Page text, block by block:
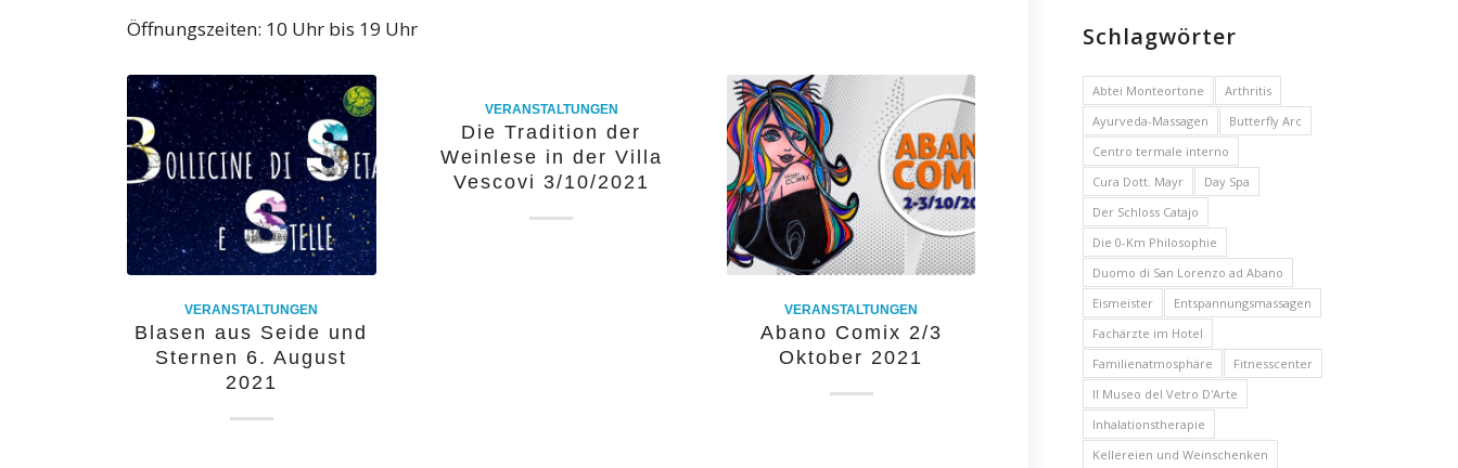
Öffnungszeiten: 10 Uhr bis 19 Uhr
VERANSTALTUNGEN
Blasen aus Seide und
Sternen 6. August
2021
VERANSTALTUNGEN
Die Tradition der
Weinlese in der Villa
Vescovi 3/10/2021
VERANSTALTUNGEN
Abano Comix 2/3
Oktober 2021
Schlagwörter
Abtei Monteortone
Arthritis
Ayurveda-Massagen
Butterfly Arc
Centro termale interno
Cura Dott. Mayr
Day Spa
Der Schloss Catajo
Die 0-Km Philosophie
Duomo di San Lorenzo ad Abano
Eismeister
Entspannungsmassagen
Fachärzte im Hotel
Familienatmosphäre
Fitnesscenter
Il Museo del Vetro D'Arte
Inhalationstherapie
Kellereien und Weinschenken